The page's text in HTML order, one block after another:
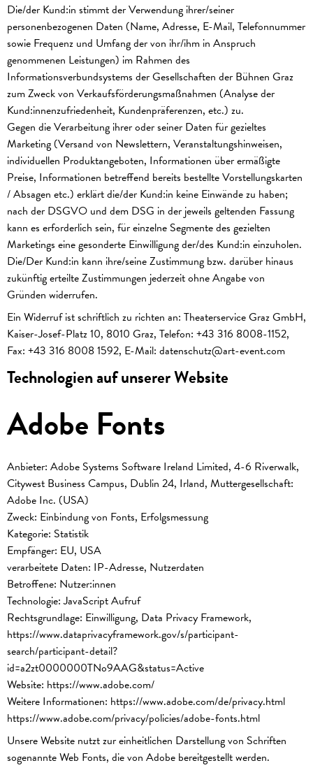
Die/der Kund:in stimmt der Verwendung ihrer/seiner
personenbezogenen Daten (Name, Adresse, E-Mail, Telefonnummer
sowie Frequenz und Umfang der von ihr/ihm in Anspruch
genommenen Leistungen) im Rahmen des
Informationsverbundsystems der Gesellschaften der Bühnen Graz
zum Zweck von Verkaufsförderungsmaßnahmen (Analyse der
Kund:innenzufriedenheit, Kundenpräferenzen, etc.) zu.
Gegen die Verarbeitung ihrer oder seiner Daten für gezieltes
Marketing (Versand von Newslettern, Veranstaltungshinweisen,
individuellen Produktangeboten, Informationen über ermäßigte
Preise, Informationen betreffend bereits bestellte Vorstellungskarten
/ Absagen etc.) erklärt die/der Kund:in keine Einwände zu haben;
nach der DSGVO und dem DSG in der jeweils geltenden Fassung
kann es erforderlich sein, für einzelne Segmente des gezielten
Marketings eine gesonderte Einwilligung der/des Kund:in einzuholen.
Die/Der Kund:in kann ihre/seine Zustimmung bzw. darüber hinaus
zukünftig erteilte Zustimmungen jederzeit ohne Angabe von
Gründen widerrufen.
Ein Widerruf ist schriftlich zu richten an: Theaterservice Graz GmbH,
Kaiser-Josef-Platz 10, 8010 Graz, Telefon: +43 316 8008-1152,
Fax: +43 316 8008 1592, E-Mail: datenschutz@art-event.com
Technologien auf unserer Website
Adobe Fonts
Anbieter: Adobe Systems Software Ireland Limited, 4-6 Riverwalk,
Citywest Business Campus, Dublin 24, Irland, Muttergesellschaft:
Adobe Inc. (USA)
Zweck: Einbindung von Fonts, Erfolgsmessung
Kategorie: Statistik
Empfänger: EU, USA
verarbeitete Daten: IP-Adresse, Nutzerdaten
Betroffene: Nutzer:innen
Technologie: JavaScript Aufruf
Rechtsgrundlage: Einwilligung, Data Privacy Framework,
https://www.dataprivacyframework.gov/s/participant-
search/participant-detail?
id=a2zt0000000TNo9AAG&status=Active
Website: https://www.adobe.com/
Weitere Informationen: https://www.adobe.com/de/privacy.html
https://www.adobe.com/privacy/policies/adobe-fonts.html
Unsere Website nutzt zur einheitlichen Darstellung von Schriften
sogenannte Web Fonts, die von Adobe bereitgestellt werden.